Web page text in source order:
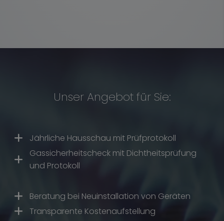
Unser Angebot für Sie:
Jährliche Hausschau mit Prüfprotokoll
Gassicherheitscheck mit Dichtheitsprüfung
und Protokoll
Beratung bei Neuinstallation von Geräten
Transparente Kostenaufstellung